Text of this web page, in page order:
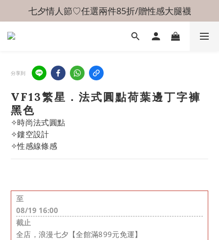
七夕情人節♡任選兩件85折/贈性感大腿襪
分享到
VF13繁星．法式圓點荷葉邊丁字褲
黑色
✧時尚法式圓點
✧鏤空設計
✧性感線條感
至
08/19 16:00
截止
全店，浪漫七夕【全館滿899元免運】